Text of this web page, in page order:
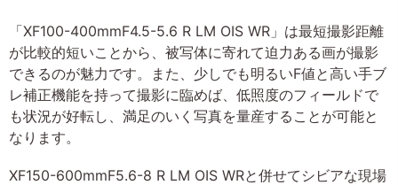
「XF100-400mmF4.5-5.6 R LM OIS WR」は最短撮影距離
が比較的短いことから、被写体に寄れて迫力ある画が撮影
できるのが魅力です。また、少しでも明るいF値と高い手ブ
レ補正機能を持って撮影に臨めば、低照度のフィールドで
も状況が好転し、満足のいく写真を量産することが可能と
なります。
XF150-600mmF5.6-8 R LM OIS WRと併せてシビアな現場